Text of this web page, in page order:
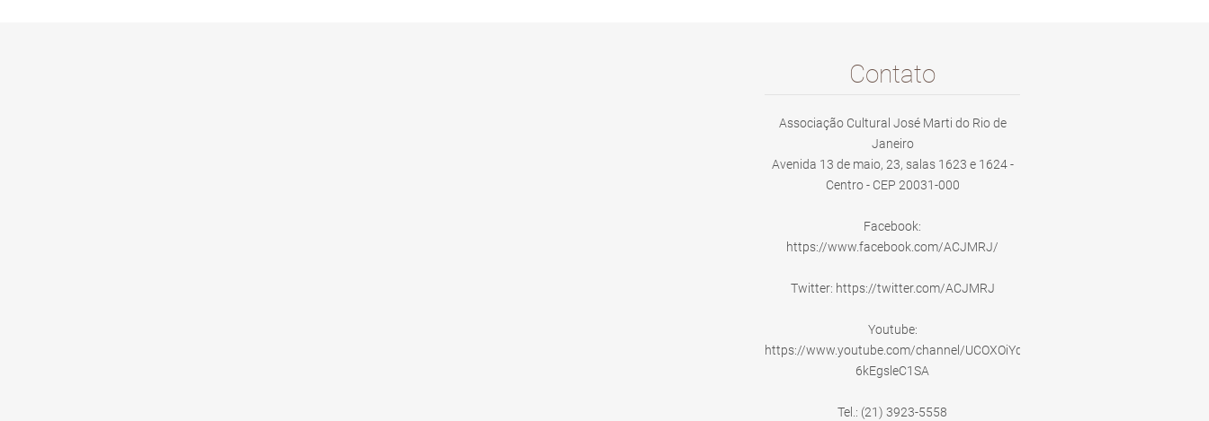
Contato
Associação Cultural José Marti do Rio de
Janeiro
Avenida 13 de maio, 23, salas 1623 e 1624 -
Centro - CEP 20031-000
Facebook:
https://www.facebook.com/ACJMRJ/
Twitter: https://twitter.com/ACJMRJ
Youtube:
https://www.youtube.com/channel/UCOXOiYdqXED-
6kEgsleC1SA
Tel.: (21) 3923-5558